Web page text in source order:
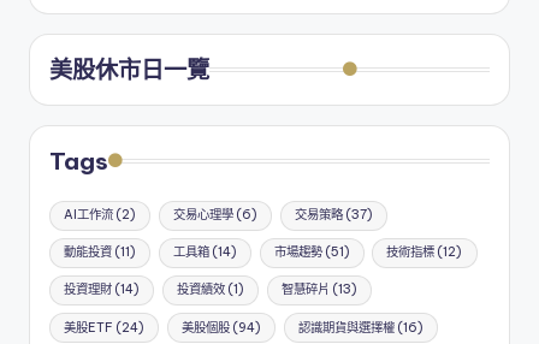
美股休市日一覽
Tags
AI工作流 (2) 交易心理學(6) 交易策略(37)
動能投資 (11) 工具箱(14) 市場趨勢(51) 技術指標 (12)
投資理財 (14) 投資績效(1) 智慧碎片 (13)
美股ETF (24) 美股個股(94) 認識期貨與選擇權(16)